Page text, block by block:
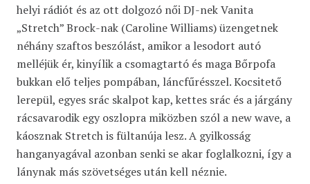
helyi rádiót és az ott dolgozó női DJ-nek Vanita
„Stretch” Brock-nak (Caroline Williams) üzengetnek
néhány szaftos beszólást, amikor a lesodort autó
melléjük ér, kinyílik a csomagtartó és maga Bőrpofa
bukkan elő teljes pompában, láncfűrésszel. Kocsitető
lerepül, egyes srác skalpot kap, kettes srác és a járgány
rácsavarodik egy oszlopra miközben szól a new wave, a
káosznak Stretch is fültanúja lesz. A gyilkosság
hanganyagával azonban senki se akar foglalkozni, így a
lánynak más szövetséges után kell néznie.